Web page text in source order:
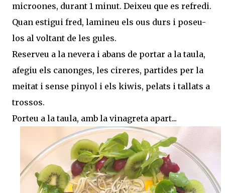
microones, durant 1 minut. Deixeu que es refredi.
Quan estigui fred, lamineu els ous durs i poseu-
los al voltant de les gules.
Reserveu a la nevera i abans de portar a la taula,
afegiu els canonges, les cireres, partides per la
meitat i sense pinyol i els kiwis, pelats i tallats a
trossos.
Porteu a la taula, amb la vinagreta apart...